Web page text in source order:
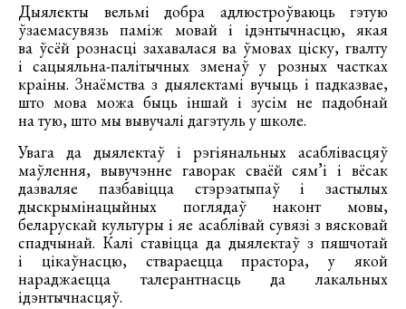
Дыялекты вельмі добра адлюстроўваюць гэтую
ўзаемасувязь паміж мовай і ідэнтычнасцю, якая
ва ўсёй рознасці захавалася ва ўмовах ціску, гвалту
і сацыяльна-палітычных зменаў у розных частках
краіны. Знаёмства з дыялектамі вучыць і падказвае,
што мова можа быць іншай і зусім не падобнай
на тую, што мы вывучалі дагэтуль у школе.
Увага да дыялектаў і рэгіянальных асаблівасцяў
маўлення, вывучэнне гаворак сваёй сям’і і вёсак
дазваляе пазбавіцца стэрэатыпаў і застылых
дыскрымінацыйных поглядаў наконт мовы,
беларускай культуры і яе асаблівай сувязі з вясковай
спадчынай. Калі ставіцца да дыялектаў з пяшчотай
і цікаўнасцю, ствараецца прастора, у якой
нараджаецца талерантнасць да лакальных
ідэнтычнасцяў.